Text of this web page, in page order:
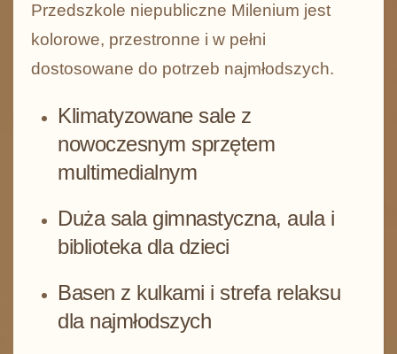
Przedszkole niepubliczne Milenium jest
kolorowe, przestronne i w pełni
dostosowane do potrzeb najmłodszych.
Klimatyzowane sale z
nowoczesnym sprzętem
multimedialnym
Duża sala gimnastyczna, aula i
biblioteka dla dzieci
Basen z kulkami i strefa relaksu
dla najmłodszych